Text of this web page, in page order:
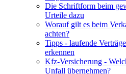
Die Schriftform beim
Urteile dazu
Worauf gilt es beim
achten?
Tipps - laufende
erkennen
Kfz-Versicherung -
Unfall übernehmen?